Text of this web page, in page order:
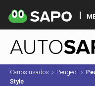
Carros usados Peugeot
Style